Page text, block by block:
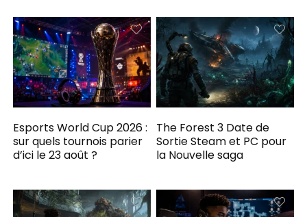
Esports World Cup 2026 :
sur quels tournois parier
d’ici le 23 août ?
The Forest 3 Date de
Sortie Steam et PC pour
la Nouvelle saga